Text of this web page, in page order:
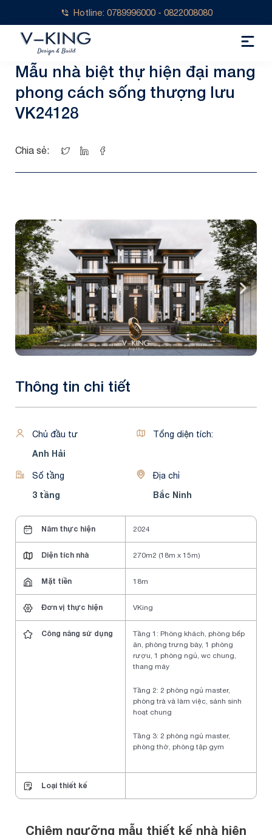
Hotline: 0789996000 - 0822008080
Mẫu nhà biệt thự hiện đại mang
phong cách sống thượng lưu
VK24128
Chia sẻ:
Thông tin chi tiết
Chủ đầu tư
Anh Hải
Tổng diện tích:
Số tầng
3 tầng
Địa chỉ
Bắc Ninh
Năm thực hiện 2024
Diện tích nhà 270m2 (18m x 15m)
Mặt tiền 18m
Đơn vị thực hiện VKing
Công năng sử dụng
Tầng 1: Phòng khách, phòng bếp
ăn, phòng trưng bày, 1 phòng
rượu, 1 phòng ngủ, wc chung,
thang máy
Tầng 2: 2 phòng ngủ master,
phòng trà và làm việc, sảnh sinh
hoạt chung
Tầng 3: 2 phòng ngủ master,
phòng thờ, phòng tập gym
Loại thiết kế
Chiêm ngưỡng mẫu thiết kế nhà hiện